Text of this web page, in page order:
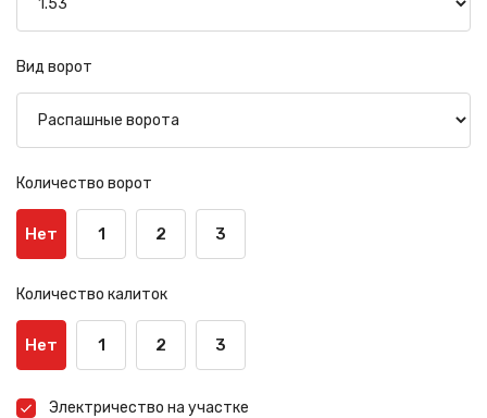
Вид ворот
Количество ворот
Нет 1 2 3
Количество калиток
Нет 1 2 3
Электричество на участке